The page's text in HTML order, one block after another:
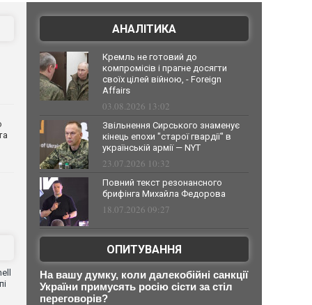
АНАЛІТИКА
Кремль не готовий до
компромісів і прагне досягти
своїх цілей війною, - Foreign
Affairs
03.08.2026 13:02
Звільнення Сирського знаменує
кінець епохи "старої гвардії" в
українській армії — NYT
23.07.2026 10:32
Повний текст резонансного
брифінга Михайла Федорова
18.07.2026 09:27
ОПИТУВАННЯ
На вашу думку, коли далекобійні санкції
України примусять росію сісти за стіл
переговорів?